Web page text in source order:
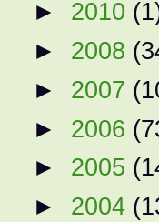
► 2010
► 2008
► 2007
► 2006
► 2005
► 2004